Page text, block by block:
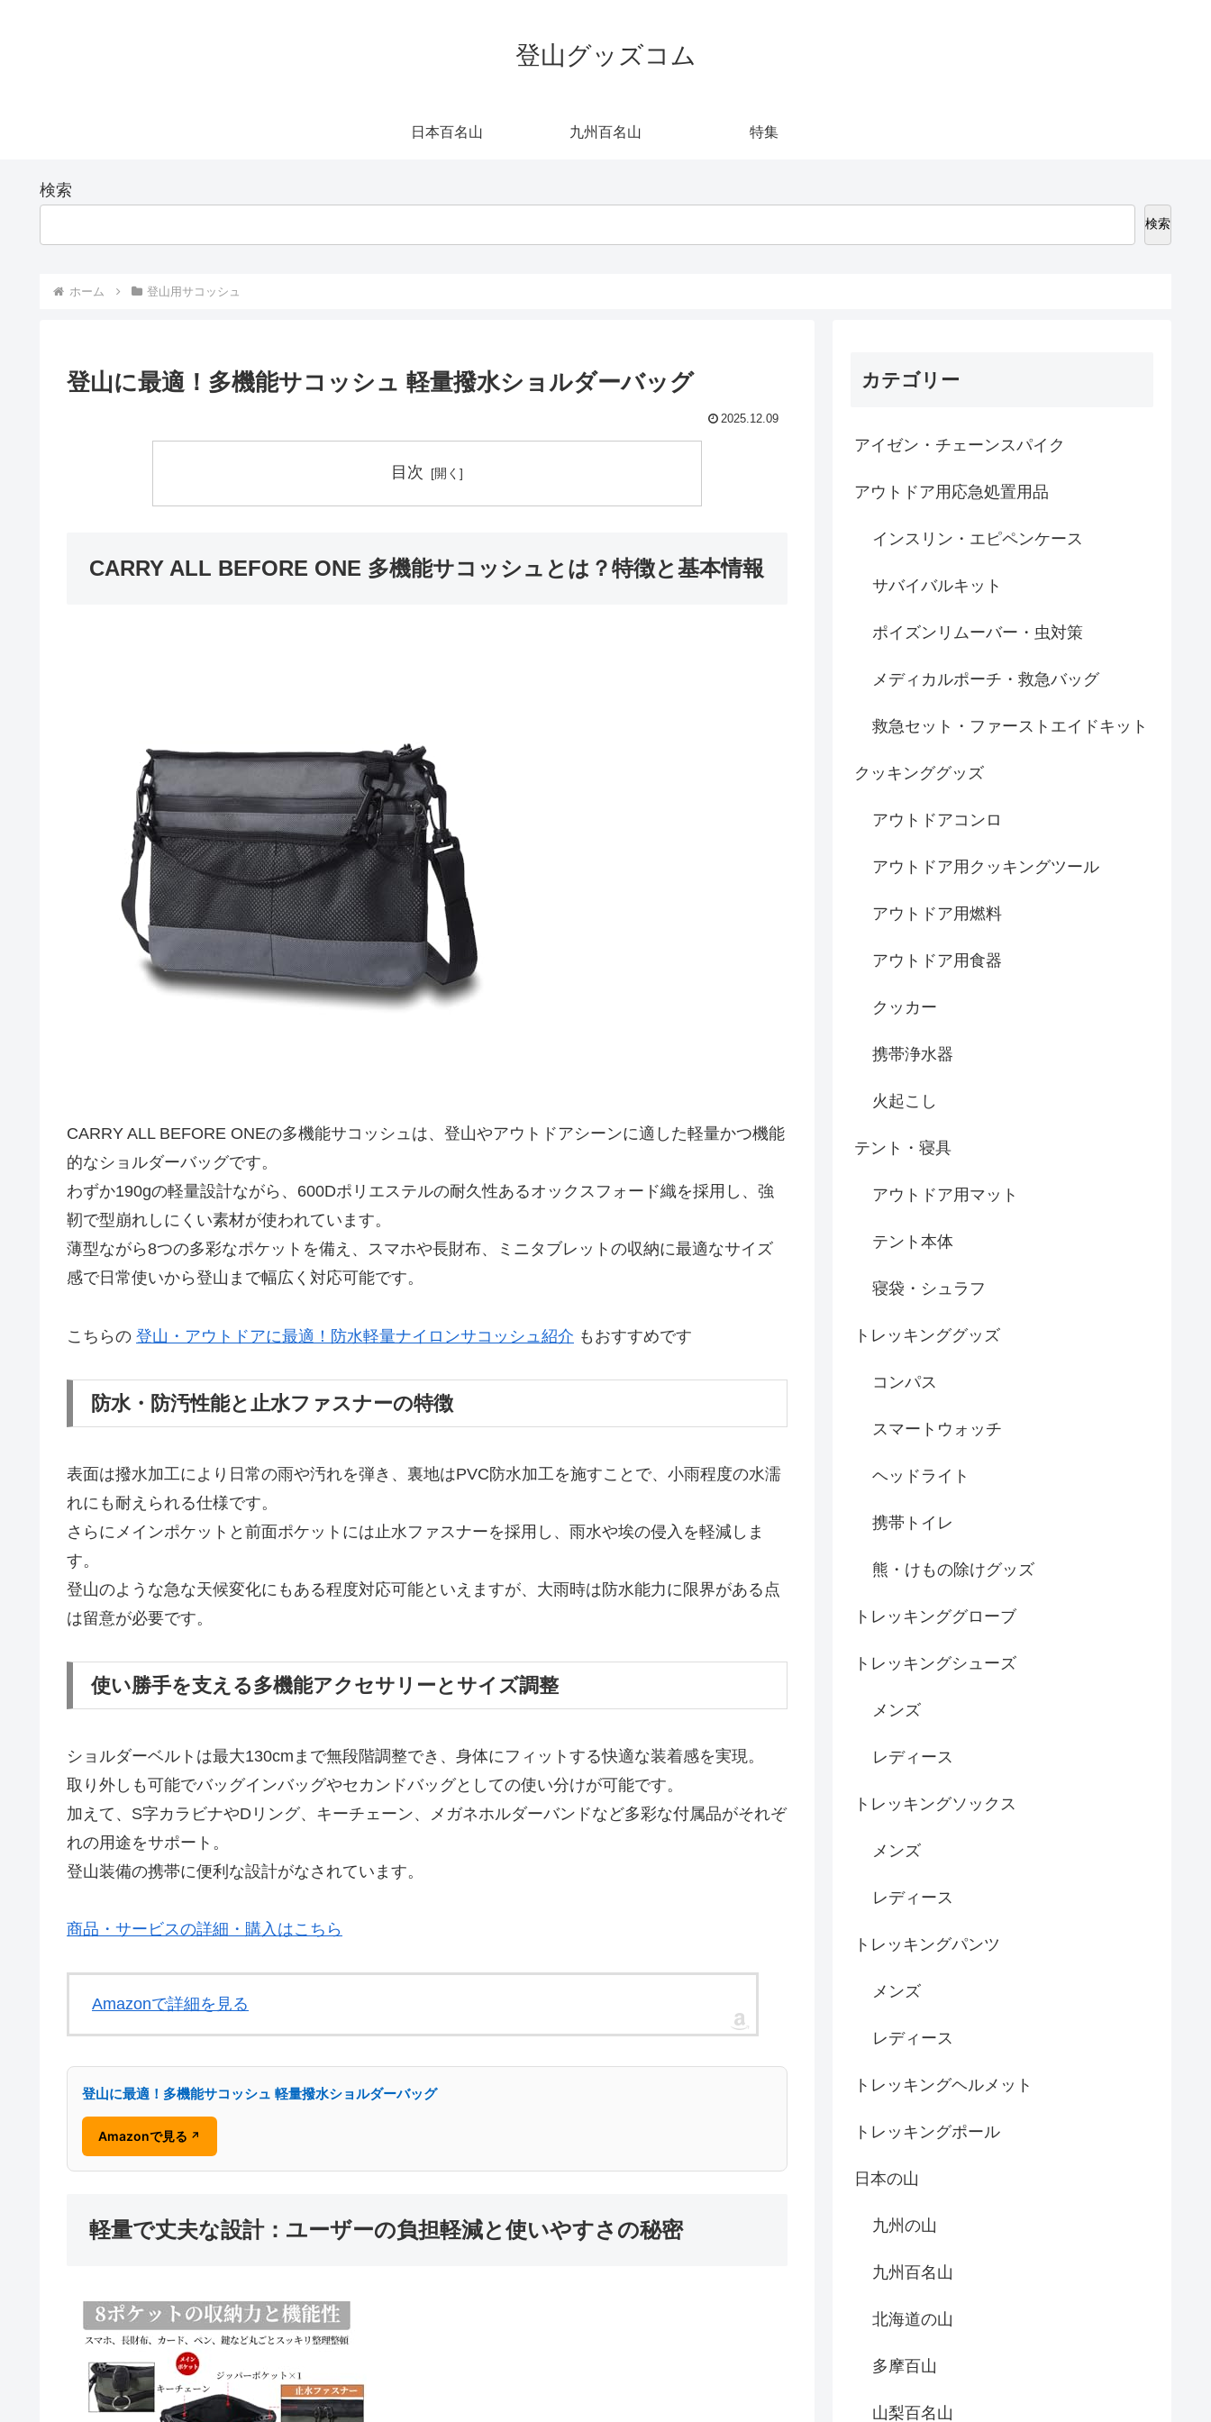
登山グッズコム
日本百名山 九州百名山 特集
検索
検索
ホーム 登山用サコッシュ
登山に最適！多機能サコッシュ 軽量撥水ショルダーバッグ
2025.12.09
目次
CARRY ALL BEFORE ONE 多機能サコッシュとは？特徴と基本情報
CARRY ALL BEFORE ONEの多機能サコッシュは、登山やアウトドアシーンに適した軽量かつ機能
的なショルダーバッグです。
わずか190gの軽量設計ながら、600Dポリエステルの耐久性あるオックスフォード織を採用し、強
靭で型崩れしにくい素材が使われています。
薄型ながら8つの多彩なポケットを備え、スマホや長財布、ミニタブレットの収納に最適なサイズ
感で日常使いから登山まで幅広く対応可能です。
こちらの 登山・アウトドアに最適！防水軽量ナイロンサコッシュ紹介 もおすすめです
防水・防汚性能と止水ファスナーの特徴
表面は撥水加工により日常の雨や汚れを弾き、裏地はPVC防水加工を施すことで、小雨程度の水濡
れにも耐えられる仕様です。
さらにメインポケットと前面ポケットには止水ファスナーを採用し、雨水や埃の侵入を軽減しま
す。
登山のような急な天候変化にもある程度対応可能といえますが、大雨時は防水能力に限界がある点
は留意が必要です。
使い勝手を支える多機能アクセサリーとサイズ調整
ショルダーベルトは最大130cmまで無段階調整でき、身体にフィットする快適な装着感を実現。
取り外しも可能でバッグインバッグやセカンドバッグとしての使い分けが可能です。
加えて、S字カラビナやDリング、キーチェーン、メガネホルダーバンドなど多彩な付属品がそれぞ
れの用途をサポート。
登山装備の携帯に便利な設計がなされています。
商品・サービスの詳細・購入はこちら
Amazonで詳細を見る
登山に最適！多機能サコッシュ 軽量撥水ショルダーバッグ
Amazonで見る ↗
軽量で丈夫な設計：ユーザーの負担軽減と使いやすさの秘密
カテゴリー
アイゼン・チェーンスパイク
アウトドア用応急処置用品
インスリン・エピペンケース
サバイバルキット
ポイズンリムーバー・虫対策
メディカルポーチ・救急バッグ
救急セット・ファーストエイドキット
クッキンググッズ
アウトドアコンロ
アウトドア用クッキングツール
アウトドア用燃料
アウトドア用食器
クッカー
携帯浄水器
火起こし
テント・寝具
アウトドア用マット
テント本体
寝袋・シュラフ
トレッキンググッズ
コンパス
スマートウォッチ
ヘッドライト
携帯トイレ
熊・けもの除けグッズ
トレッキンググローブ
トレッキングシューズ
メンズ
レディース
トレッキングソックス
メンズ
レディース
トレッキングパンツ
メンズ
レディース
トレッキングヘルメット
トレッキングポール
日本の山
九州の山
九州百名山
北海道の山
多摩百山
山梨百名山